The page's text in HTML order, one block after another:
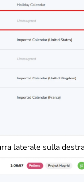
laterale sulla